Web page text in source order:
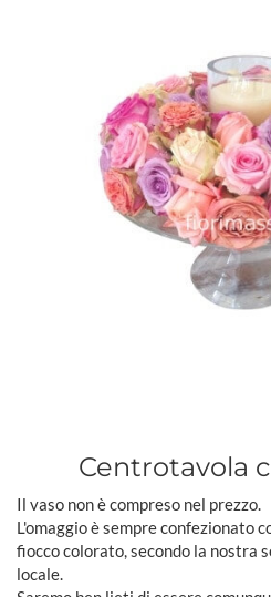
Centrotavola
Il vaso non è compreso nel prezzo.
L'omaggio è sempre confezionato
fiocco colorato, secondo la nostra
locale.